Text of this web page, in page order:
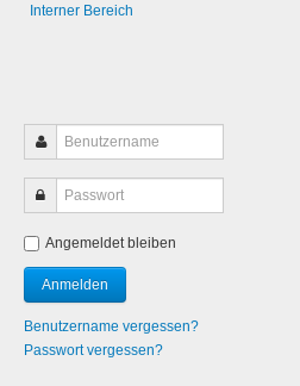
Interner Bereich
Angemeldet bleiben
Benutzername vergessen?
Passwort vergessen?